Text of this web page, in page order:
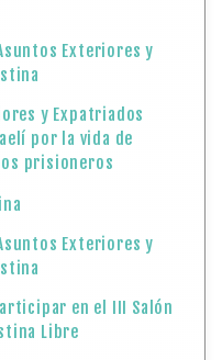
Exteriores y
y Expatriados
por la vida de
prisioneros
Exteriores y
en el III Salón
Libre